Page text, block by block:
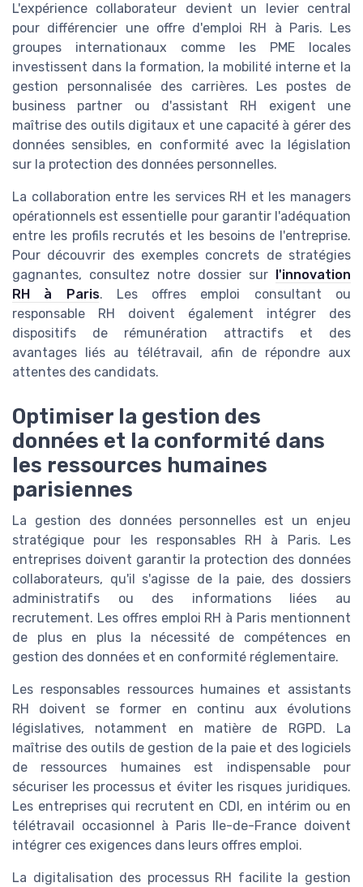
L'expérience collaborateur devient un levier central
pour différencier une offre d'emploi RH à Paris. Les
groupes internationaux comme les PME locales
investissent dans la formation, la mobilité interne et la
gestion personnalisée des carrières. Les postes de
business partner ou d'assistant RH exigent une
maîtrise des outils digitaux et une capacité à gérer des
données sensibles, en conformité avec la législation
sur la protection des données personnelles.
La collaboration entre les services RH et les managers
opérationnels est essentielle pour garantir l'adéquation
entre les profils recrutés et les besoins de l'entreprise.
Pour découvrir des exemples concrets de stratégies
gagnantes, consultez notre dossier sur
l'innovation
RH à Paris. Les offres emploi consultant ou
responsable RH doivent également intégrer des
dispositifs de rémunération attractifs et des
avantages liés au télétravail, afin de répondre aux
attentes des candidats.
Optimiser la gestion des
données et la conformité dans
les ressources humaines
parisiennes
La gestion des données personnelles est un enjeu
stratégique pour les responsables RH à Paris. Les
entreprises doivent garantir la protection des données
collaborateurs, qu'il s'agisse de la paie, des dossiers
administratifs ou des informations liées au
recrutement. Les offres emploi RH à Paris mentionnent
de plus en plus la nécessité de compétences en
gestion des données et en conformité réglementaire.
Les responsables ressources humaines et assistants
RH doivent se former en continu aux évolutions
législatives, notamment en matière de RGPD. La
maîtrise des outils de gestion de la paie et des logiciels
de ressources humaines est indispensable pour
sécuriser les processus et éviter les risques juridiques.
Les entreprises qui recrutent en CDI, en intérim ou en
télétravail occasionnel à Paris Ile-de-France doivent
intégrer ces exigences dans leurs offres emploi.
La digitalisation des processus RH facilite la gestion